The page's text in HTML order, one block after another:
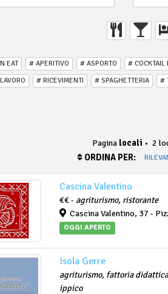
EAT # APERITIVO # ASPORTO # COCKTAIL
# RICEVIMENTI # SPAGHETTERIA #
Pagina locali • 2
ORDINA PER:
Cascina Valentino
€€ - agriturismo, ristorante
Cascina Valentino, 37 -
OGGI APERTO
Isola Gerre
agriturismo, fattoria
ippico